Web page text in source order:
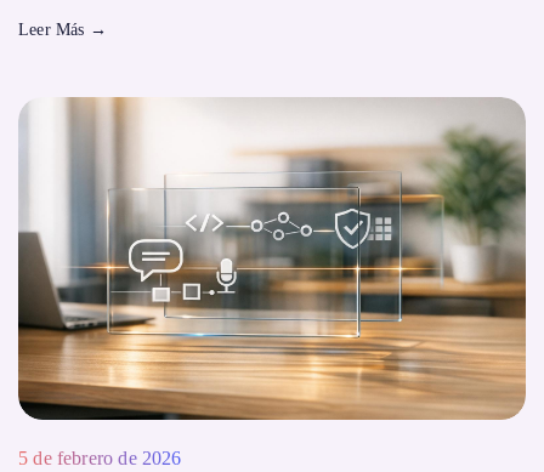
Leer Más →
5 de febrero de 2026